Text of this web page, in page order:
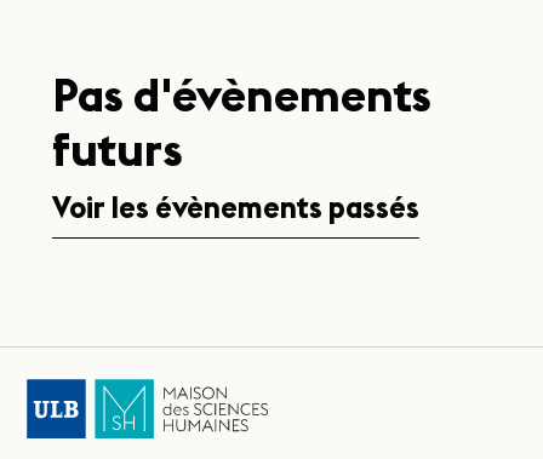
Pas d'évènements
futurs
Voir les évènements passés